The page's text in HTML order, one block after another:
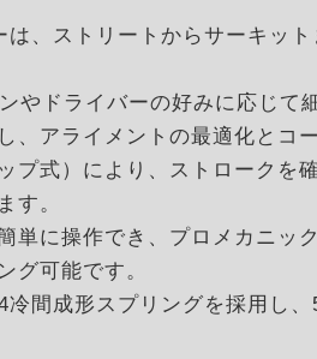
、ストリートからサーキッ
やドライバーの好みに応じて
、アライメントの最適化とコ
プ式）により、ストロークを
す。
単に操作でき、プロメカニッ
グ可能です。
間成形スプリングを採用し